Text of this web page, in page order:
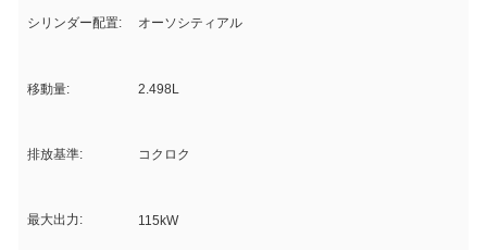
シリンダー配置: オーソシティアル
移動量: 2.498L
排放基準: コクロク
最大出力: 115kW